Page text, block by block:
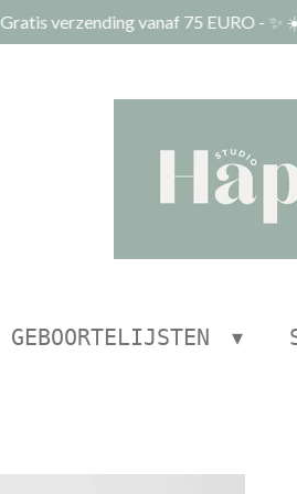
Gratis verzending vanaf 75 EURO - ✨
GEBOORTELIJSTEN